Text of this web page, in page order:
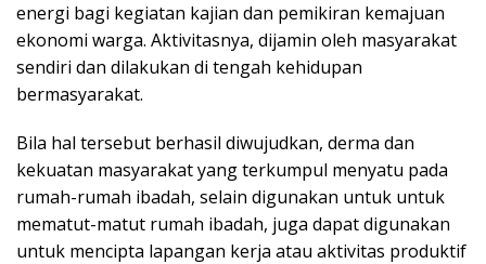
energi bagi kegiatan kajian dan pemikiran kemajuan
ekonomi warga. Aktivitasnya, dijamin oleh masyarakat
sendiri dan dilakukan di tengah kehidupan
bermasyarakat.
Bila hal tersebut berhasil diwujudkan, derma dan
kekuatan masyarakat yang terkumpul menyatu pada
rumah-rumah ibadah, selain digunakan untuk untuk
mematut-matut rumah ibadah, juga dapat digunakan
untuk mencipta lapangan kerja atau aktivitas produktif